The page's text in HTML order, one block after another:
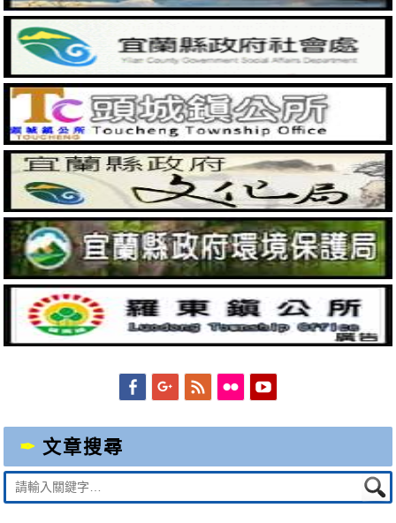
FacebookGoogleplus
Feed Flickr
文章搜尋
Suche
nach: